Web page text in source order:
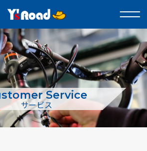
Service
サービス